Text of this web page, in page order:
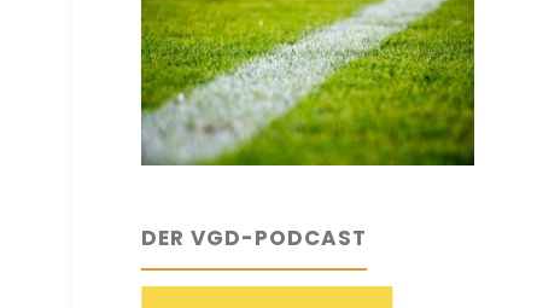
DER VGD-PODCAST